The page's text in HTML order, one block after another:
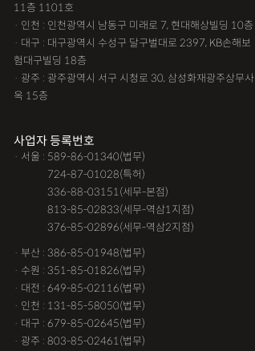
11층 1101호
· 인천 : 인천광역시 남동구 미래로 7, 현대해상빌딩 10층
· 대구 : 대구광역시 수성구 달구벌대로 2397, KB손해보
험대구빌딩 18층
· 광주 : 광주광역시 서구 시청로 30, 삼성화재광주상무사
옥 15층
사업자 등록번호
· 서울 : 589-86-01340(법무)
724-87-01028(특허)
336-88-03151(세무-본점)
813-85-02833(세무-역삼1지점)
376-85-02896(세무-역삼2지점)
· 부산 : 386-85-01948(법무)
· 수원 : 351-85-01826(법무)
· 대전 : 649-85-02116(법무)
· 인천 : 131-85-58050(법무)
· 대구 : 679-85-02645(법무)
· 광주 : 803-85-02461(법무)